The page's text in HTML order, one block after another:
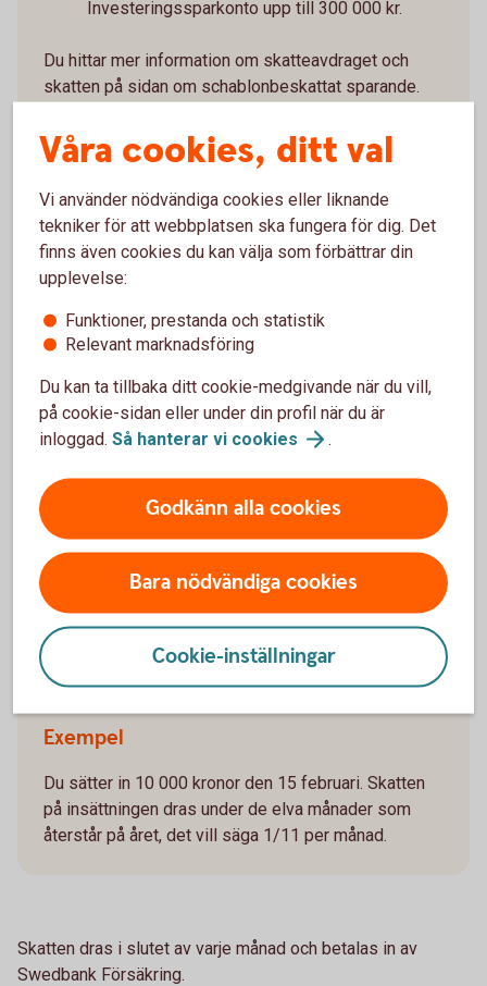
Investeringssparkonto upp till 300 000 kr.
Du hittar mer information om skatteavdraget och
skatten på sidan om schablonbeskattat sparande.
Om schablonbeskattning
Insättningar under året
Insättningar ingår i skatteunderlaget.
skatt.
Under andra halvåret utgör halva insättningen grund för
skatt.
Skatten kommer att tas ut under de resterande månaderna
av året.
Exempel på beräkning av
avkastningsskatt vid insättningar av
premier under året
Exempel
Du sätter in 10 000 kronor den 15 februari. Skatten
på insättningen dras under de elva månader som
återstår på året, det vill säga 1/11 per månad.
Skatten dras i slutet av varje månad och betalas in av
Swedbank Försäkring.
Våra cookies, ditt val
Vi använder nödvändiga cookies eller liknande
tekniker för att webbplatsen ska fungera för dig. Det
finns även cookies du kan välja som förbättrar din
upplevelse:
Funktioner, prestanda och statistik
Relevant marknadsföring
Du kan ta tillbaka ditt cookie-medgivande när du vill,
på cookie-sidan eller under din profil när du är
inloggad. Så hanterar vi cookies .
Godkänn alla cookies
Bara nödvändiga cookies
Cookie-inställningar